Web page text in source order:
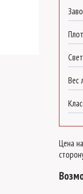
Вес
Цена